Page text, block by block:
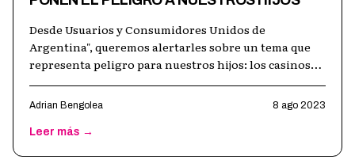
Desde Usuarios y Consumidores Unidos de
Argentina", queremos alertarles sobre un tema que
representa peligro para nuestros hijos: los casinos
Adrian Bengolea 8 ago 2023
Leer más →